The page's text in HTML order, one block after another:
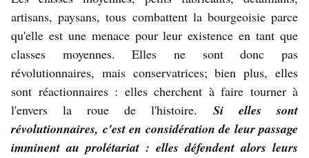
artisans, paysans, tous combattent la bourgeoisie parce
qu'elle est une menace pour leur existence en tant que
classes moyennes. Elles ne sont donc pas
révolutionnaires, mais conservatrices; bien plus, elles
sont réactionnaires : elles cherchent à faire tourner à
l'envers la roue de l'histoire.
Si elles sont
révolutionnaires, c'est en considération de leur passage
imminent au prolétariat : elles défendent alors leurs